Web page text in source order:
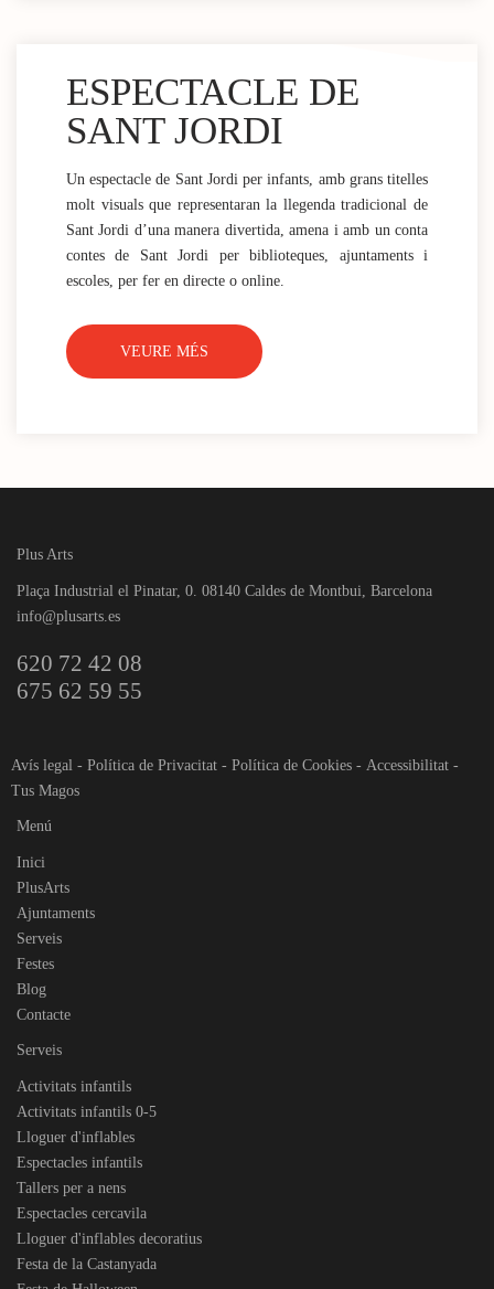
ESPECTACLE DE
SANT JORDI
Un espectacle de Sant Jordi per infants, amb grans titelles
molt visuals que representaran la llegenda tradicional de
Sant Jordi d’una manera divertida, amena i amb un conta
contes de Sant Jordi per biblioteques, ajuntaments i
escoles, per fer en directe o online.
VEURE MÉS
Plus Arts
Plaça Industrial el Pinatar, 0. 08140 Caldes de Montbui, Barcelona
info@plusarts.es
620 72 42 08
675 62 59 55
Avís legal - Política de Privacitat - Política de Cookies - Accessibilitat -
Tus Magos
Menú
Inici
PlusArts
Ajuntaments
Serveis
Festes
Blog
Contacte
Serveis
Activitats infantils
Activitats infantils 0-5
Lloguer d'inflables
Espectacles infantils
Tallers per a nens
Espectacles cercavila
Lloguer d'inflables decoratius
Festa de la Castanyada